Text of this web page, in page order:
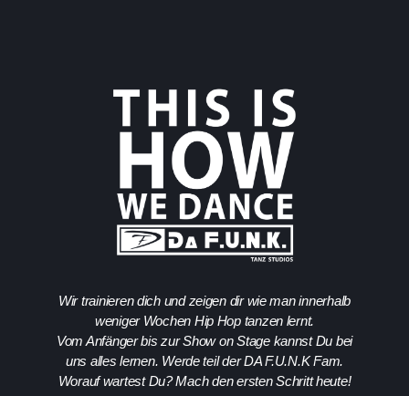
Wir trainieren dich und zeigen dir wie man innerhalb
weniger Wochen Hip Hop tanzen lernt.
Vom Anfänger bis zur Show on Stage kannst Du bei
uns alles lernen. Werde teil der DA F.U.N.K Fam.
Worauf wartest Du? Mach den ersten Schritt heute!